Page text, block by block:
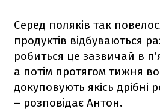
Серед поляків так
продуктів відбуваються
робиться це зазвичай в
а потім протягом тижня
докуповують якісь дрібні
– розповідає Антон.